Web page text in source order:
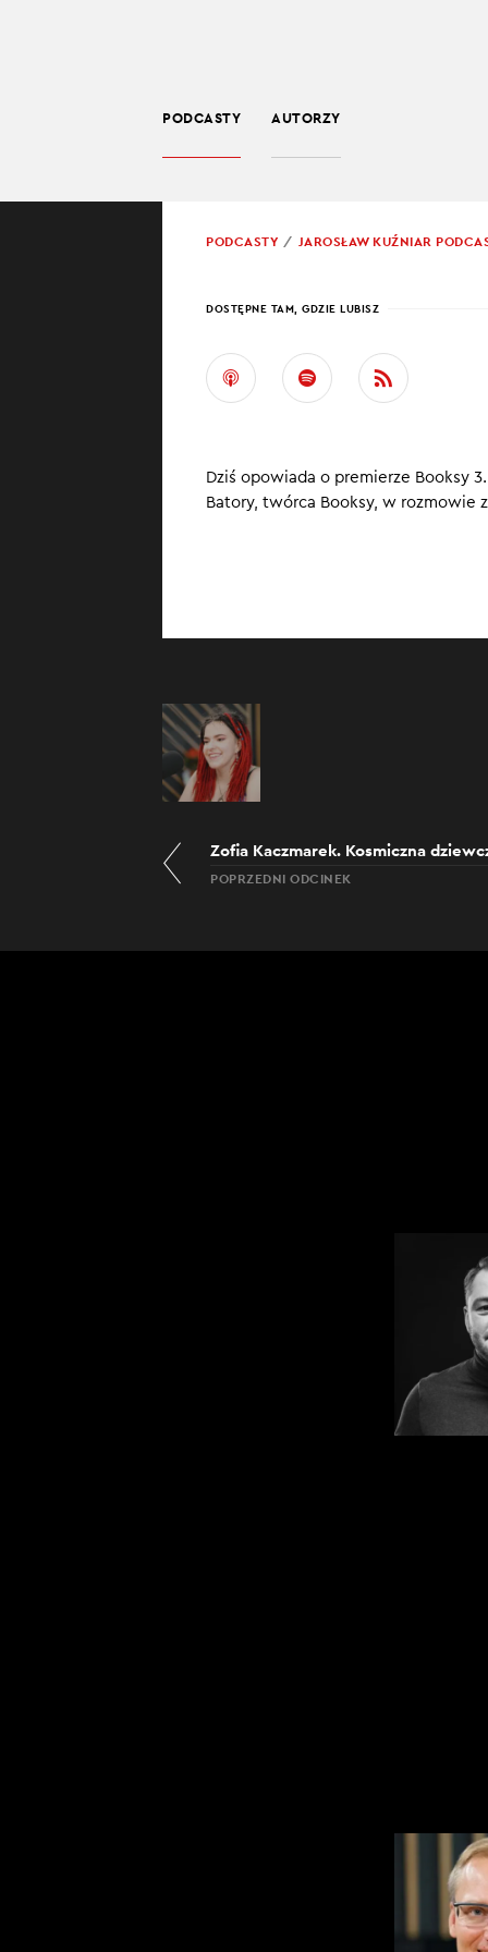
PODCASTY AUTORZY
PROWADZĄCY:
mówi,
spojrzenia na
PODCASTY
JAROSŁAW KUŹNIAR
DOSTĘPNE TAM, GDZIE LUBISZ
Dziś opowiada o premierze Booksy
Batory, twórca Booksy, w rozmowie
Zofia Kaczmarek. Kosmiczna
POPRZEDNI ODCINEK